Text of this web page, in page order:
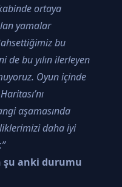
ortaya
yamalar
bu
de bu yılın ilerleyen
Oyun içinde
aşamasında
daha iyi
şu anki durumu